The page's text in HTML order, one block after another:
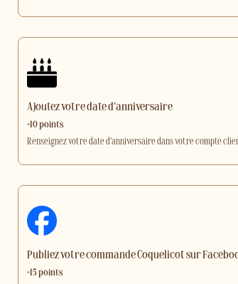
Ajoutez votre date d’anniversaire
+10 points
Renseignez votre date d’anniversaire dans votre compte
Publiez votre commande Coquelicot sur
+15 points